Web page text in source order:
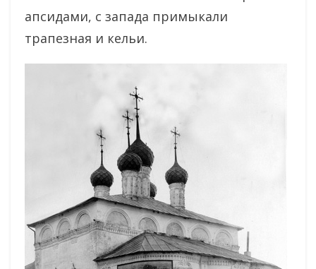
апсидами, с запада примыкали
трапезная и кельи.